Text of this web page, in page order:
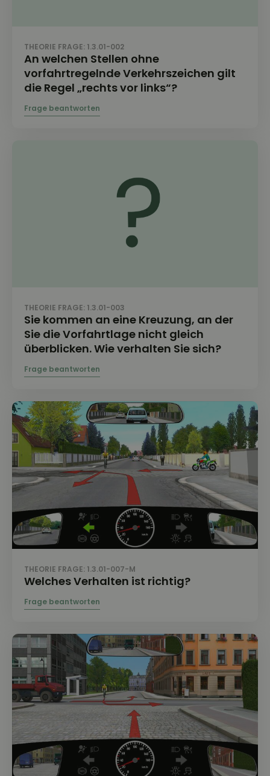
THEORIE FRAGE: 1.3.01-002
An welchen Stellen ohne
vorfahrtregelnde Verkehrszeichen gilt
die Regel „rechts vor links“?
THEORIE FRAGE: 1.3.01-003
Sie kommen an eine Kreuzung, an der
Sie die Vorfahrtlage nicht gleich
überblicken. Wie verhalten Sie sich?
THEORIE FRAGE: 1.3.01-007-M
Welches Verhalten ist richtig?